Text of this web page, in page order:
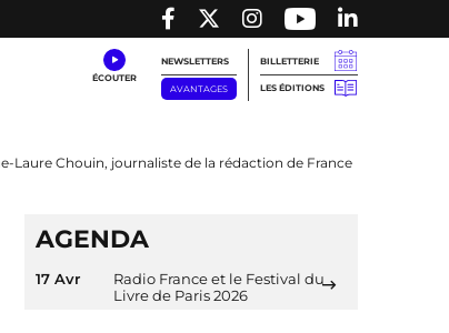
NEWSLETTERS
AVANTAGES
BILLETTERIE
LES ÉDITIONS
Laure Chouin, journaliste de la rédaction de France
AGENDA
17 Avr
Radio France et le Festival du
Livre de Paris 2026